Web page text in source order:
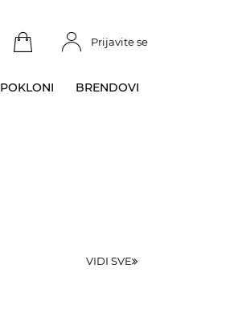
Prijavite se
POKLONI BRENDOVI
VIDI SVE